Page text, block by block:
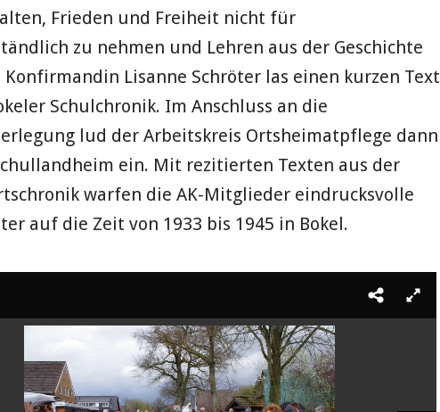
Frieden und Freiheit nicht für
zu nehmen und Lehren aus der Geschichte
Konfirmandin Lisanne Schröter las einen kurzen Text
Schulchronik. Im Anschluss an die
lud der Arbeitskreis Ortsheimatpflege dann
ein. Mit rezitierten Texten aus der
warfen die AK-Mitglieder eindrucksvolle
auf die Zeit von 1933 bis 1945 in Bokel.